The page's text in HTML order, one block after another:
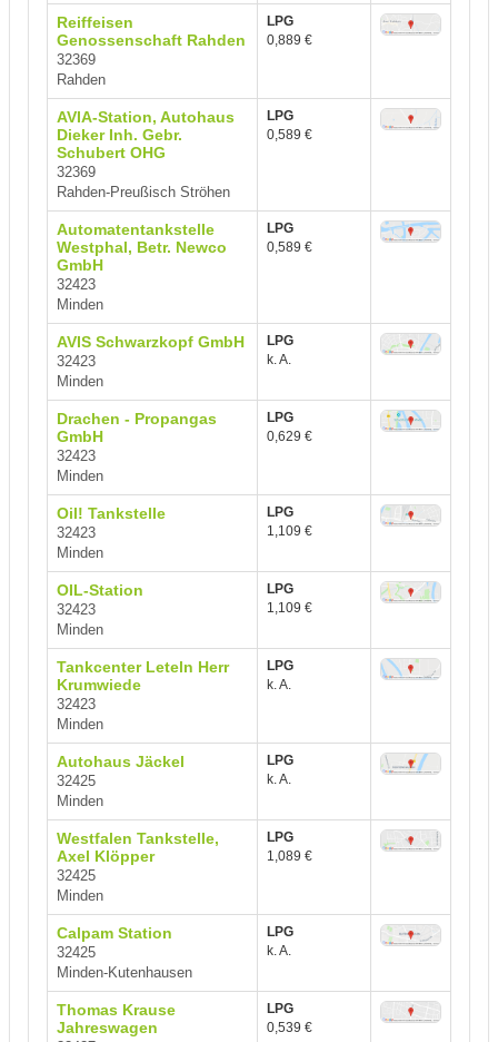
Reiffeisen
Genossenschaft Rahden
32369
Rahden
LPG
0,889 €
AVIA-Station, Autohaus
Dieker Inh. Gebr.
Schubert OHG
32369
Rahden-Preußisch Ströhen
LPG
0,589 €
Automatentankstelle
Westphal, Betr. Newco
GmbH
32423
Minden
LPG
0,589 €
AVIS Schwarzkopf GmbH
32423
Minden
LPG
k. A.
Drachen - Propangas
GmbH
32423
Minden
LPG
0,629 €
Oil! Tankstelle
32423
Minden
LPG
1,109 €
OIL-Station
32423
Minden
LPG
1,109 €
Tankcenter Leteln Herr
Krumwiede
32423
Minden
LPG
k. A.
Autohaus Jäckel
32425
Minden
LPG
k. A.
Westfalen Tankstelle,
Axel Klöpper
32425
Minden
LPG
1,089 €
Calpam Station
32425
Minden-Kutenhausen
LPG
k. A.
Thomas Krause
Jahreswagen
LPG
0,539 €